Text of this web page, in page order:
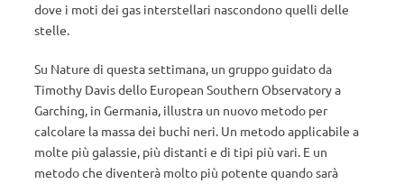
dove i moti dei gas interstellari nascondono quelli delle
stelle.
Su Nature di questa settimana, un gruppo guidato da
Timothy Davis dello European Southern Observatory a
Garching, in Germania, illustra un nuovo metodo per
calcolare la massa dei buchi neri. Un metodo applicabile a
molte più galassie, più distanti e di tipi più vari. E un
metodo che diventerà molto più potente quando sarà